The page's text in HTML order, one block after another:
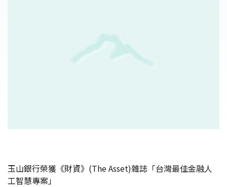
玉山銀行榮獲《財資》(The Asset)雜誌「台灣最佳金融人
工智慧專案」